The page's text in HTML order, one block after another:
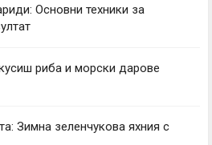
Основни техники за
риба и морски дарове
Зимна зеленчукова яхния с